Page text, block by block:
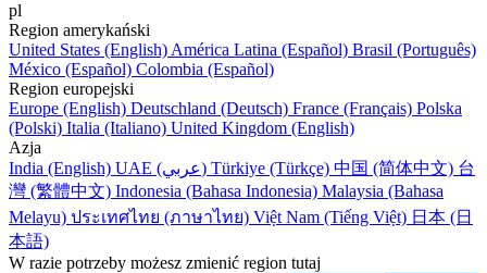
pl
Region amerykański
United States (English) América Latina (Español) Brasil (Português)
México (Español) Colombia (Español)
Region europejski
Europe (English) Deutschland (Deutsch) France (Français) Polska
(Polski) Italia (Italiano) United Kingdom (English)
Azja
India (English)
UAE (عربي) Türkiye (Türkçe) 中国 (简体中文) 台
灣 (繁體中文) Indonesia (Bahasa Indonesia) Malaysia (Bahasa
Melayu) ประเทศไทย (ภาษาไทย) Việt Nam (Tiếng Việt) 日本 (日
本語)
W razie potrzeby możesz zmienić region tutaj